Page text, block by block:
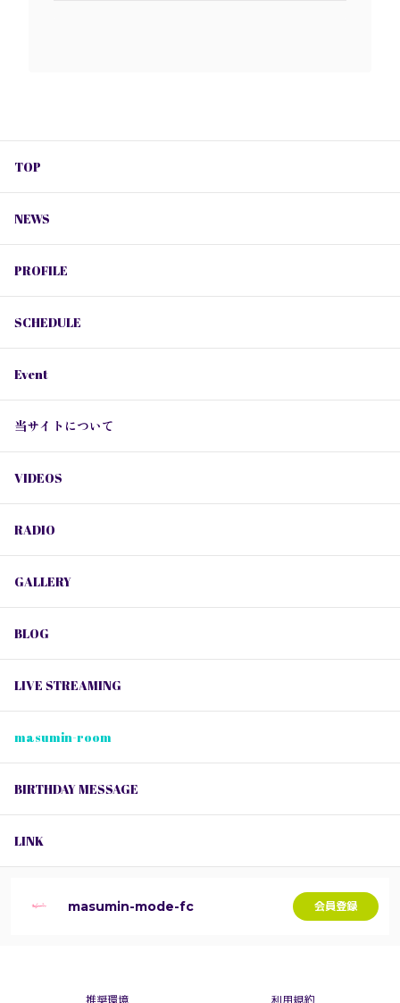
TOP
NEWS
PROFILE
SCHEDULE
Event
当サイトについて
VIDEOS
RADIO
GALLERY
BLOG
LIVE STREAMING
masumin-room
BIRTHDAY MESSAGE
LINK
masumin-mode-fc 会員登録
推奨環境 利用規約